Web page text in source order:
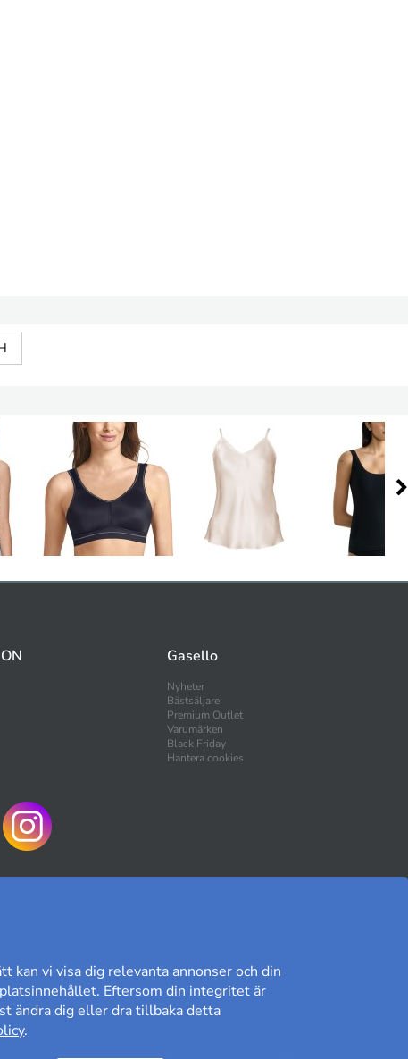
Gasello
Nyheter
Bästsäljare
Premium Outlet
Varumärken
Black Friday
Hantera cookies
Kundomdöme på Prisjakt
kan vi visa dig relevanta annonser och din
Eftersom din integritet är
ändra dig eller dra tillbaka detta
.